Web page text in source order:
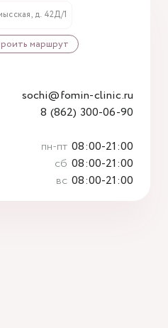
д. 42Д/1
маршрут
sochi@fomin-clinic.ru
8 (862) 300-06-90
пн-пт 08:00-21:00
сб 08:00-21:00
вс 08:00-21:00